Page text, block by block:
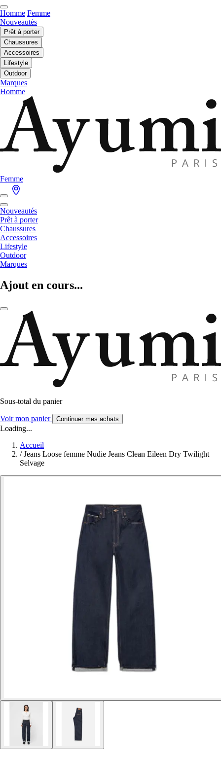
Homme Femme
Nouveautés
Prêt à porter
Chaussures
Accessoires
Lifestyle
Outdoor
Marques
Homme
Femme
Nouveautés
Prêt à porter
Chaussures
Accessoires
Lifestyle
Outdoor
Marques
Ajout en cours...
Sous-total du panier
Voir mon panier Continuer mes achats
Loading...
Accueil
/ Jeans Loose femme Nudie Jeans Clean Eileen Dry Twilight
Selvage